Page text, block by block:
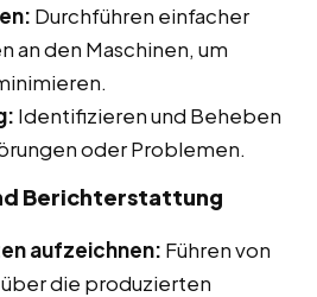
Durchführen einfacher
an den Maschinen, um
Identifizieren und Beheben
oder Problemen.
Berichterstattung
aufzeichnen: Führen von
die produzierten